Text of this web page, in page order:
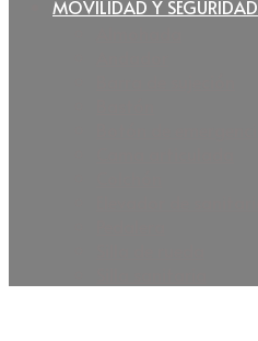
MOVILIDAD Y SEGURIDAD